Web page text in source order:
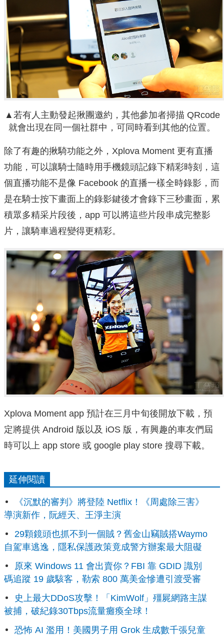
▲若有人主動發起揪團邀約，其他參加者掃描 QRcode
就會出現在同一個社群中，可同時看到其他的位置。
除了有趣的揪騎功能之外，Xplova Moment 更有直播
功能，可以讓騎士隨時用手機鏡頭記錄下精彩時刻，這
個直播功能不是像 Facebook 的直播一樣全時錄影，而
是在騎士按下畫面上的錄影鍵後才會錄下三秒畫面，累
積眾多精采片段後，app 可以將這些片段串成完整影
片，讓騎車過程變得更精彩。
Xplova Moment app 預計在三月中旬後開放下載，預
定將提供 Android 版以及 iOS 版，有興趣的車友們屆
時可以上 app store 或 google play store 搜尋下載。
延伸閱讀
《沉默的審判》將登陸 Netflix！《周處除三害》
導演新作，阮經天、王淨主演
29顆鏡頭也抓不到一個賊？舊金山竊賊搭Waymo
自駕車逃逸，隱私保護政策竟成警方辦案最大阻礙
原來 Windows 11 會出賣你？FBI 靠 GDID 識別
碼追蹤 19 歲駭客，勒索 800 萬美金慘遭引渡受審
史上最大DDoS攻擊！「KimWolf」殭屍網路主謀
被捕，破紀錄30Tbps流量癱瘓全球！
恐怖 AI 濫用！美國男子用 Grok 生成數千張兒童